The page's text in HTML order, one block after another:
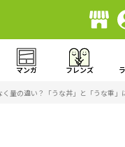
マンガ フレンズ
く量の違い？「うな丼」と「うな重」